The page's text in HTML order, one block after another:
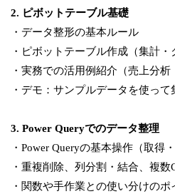
2. ピボットテーブル基礎
・データ整形の基本ルール
・ピボットテーブル作成（集計・
・実務での活用例紹介（売上分析
・デモ：サンプルデータを使って
3. Power Queryでのデータ整理
・Power Queryの基本操作（取得
・重複削除、列分割・結合、複数
・関数や手作業との使い分けのポ